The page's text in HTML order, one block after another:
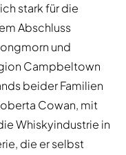
stark für die
Abschluss
und
Campbeltown
beider Familien
Cowan, mit
Whiskyindustrie in
die er selbst